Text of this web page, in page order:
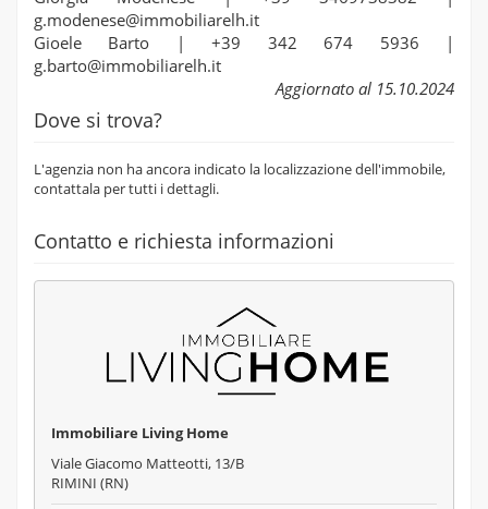
g.modenese@immobiliarelh.it
Gioele Barto | +39 342 674 5936 |
g.barto@immobiliarelh.it
Aggiornato al 15.10.2024
Dove si trova?
L'agenzia non ha ancora indicato la localizzazione dell'immobile,
contattala per tutti i dettagli.
Contatto e richiesta informazioni
Immobiliare Living Home
Viale Giacomo Matteotti, 13/B
RIMINI (RN)